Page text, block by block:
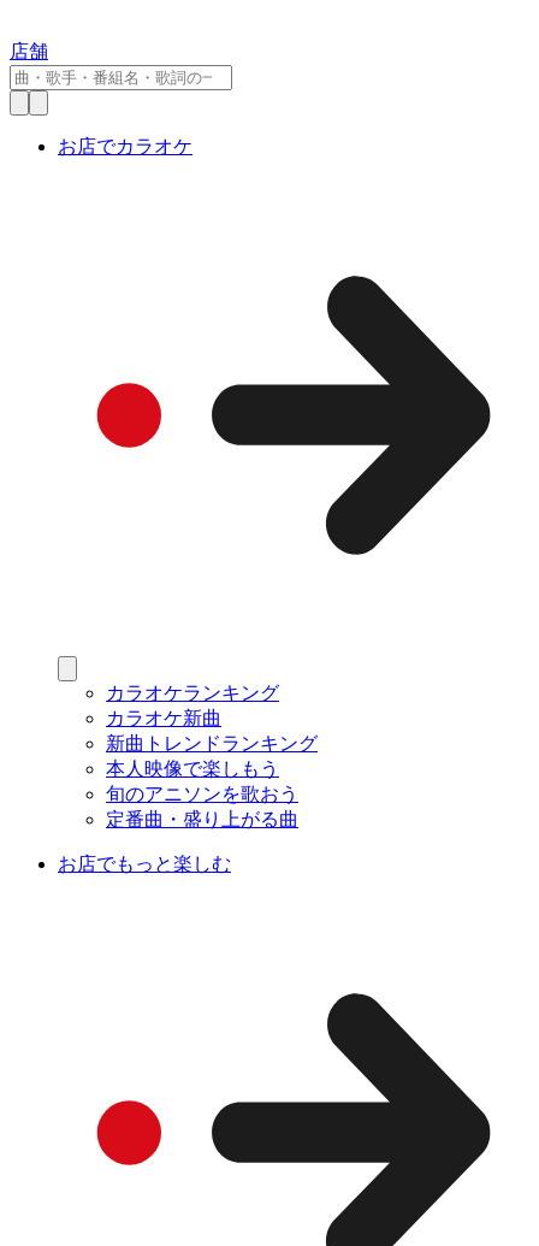
店舗
お店でカラオケ
カラオケランキング
カラオケ新曲
新曲トレンドランキング
本人映像で楽しもう
旬のアニソンを歌おう
定番曲・盛り上がる曲
お店でもっと楽しむ